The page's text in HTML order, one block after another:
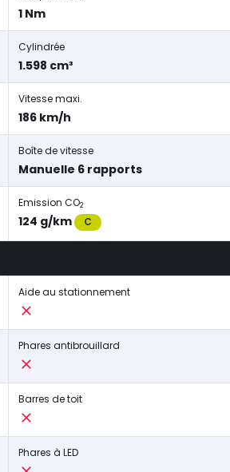
1 Nm
Cylindrée
1.598 cm³
Vitesse maxi.
186 km/h
Boîte de vitesse
Manuelle 6 rapports
Emission CO2
124 g/km C
Aide au stationnement
Phares antibrouillard
Barres de toit
Phares à LED